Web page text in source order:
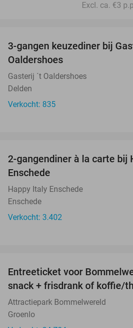
Excl. ca. €3
3-gangen keuzediner bij
Oaldershoes
Gasterij ´t Oaldershoes
Delden
Verkocht: 835
2-gangendiner à la carte bij
Enschede
Happy Italy Enschede
Enschede
Verkocht: 3.402
Entreeticket voor
snack + frisdrank of koffie/
Attractiepark Bommelwereld
Groenlo